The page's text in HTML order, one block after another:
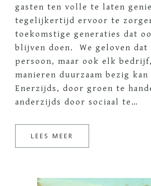
gasten ten volle te laten
tegelijkertijd ervoor te
toekomstige generaties dat
blijven doen. We geloven dat
persoon, maar ook elk
manieren duurzaam bezig
Enerzijds, door groen te
anderzijds door sociaal te…
LEES MEER